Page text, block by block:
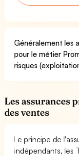
Généralement les
pour le métier
risques
Les assurances
des ventes
Le principe de
indépendants, les